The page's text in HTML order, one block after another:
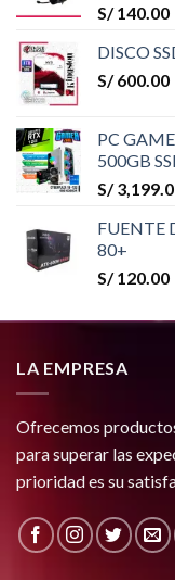
S/140.00
DISCO
S/600.00
PC
500GB
S/
FUENTE
80+
S/120.00
LA EMPRESA
Ofrecemos
para superar las
prioridad es su